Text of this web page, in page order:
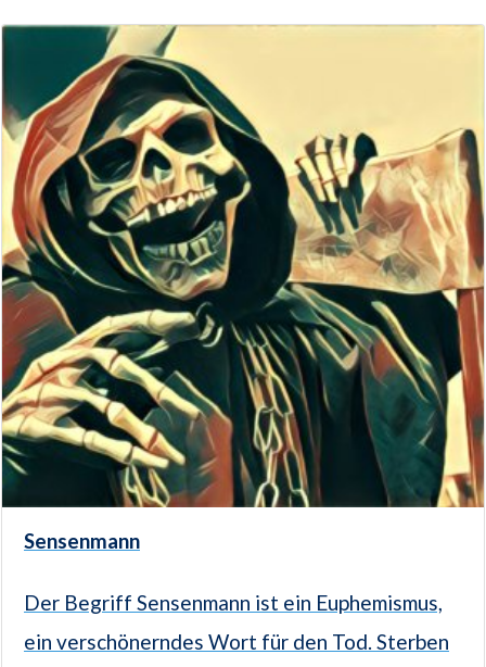
Sensenmann
Der Begriff Sensenmann ist ein Euphemismus,
ein verschönerndes Wort für den Tod. Sterben